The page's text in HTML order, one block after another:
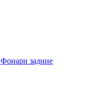
Фонари задние